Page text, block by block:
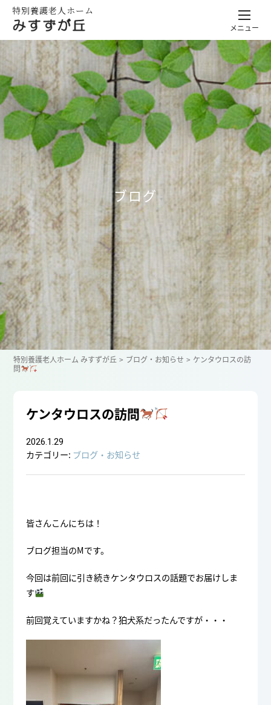
特別養護老人ホーム
メニュー
ブログ
特別養護老人ホーム みすずが丘 ブログ・お知らせ
ケンタウロスの訪
問
ケンタウロスの訪問
2026.1.29
カテゴリー: ブログ・お知らせ
皆さんこんにちは！
ブログ担当のMです。
今回は前回に引き続きケンタウロスの話題でお届けしま
す
前回覚えていますかね？狛犬系だったんですが・・・